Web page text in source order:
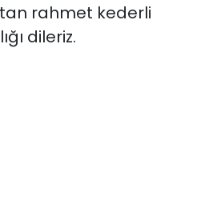
rahmet kederli
dileriz.